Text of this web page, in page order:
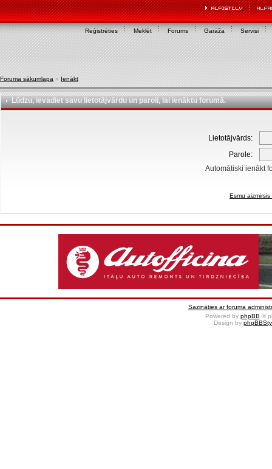
Reģistrēties Meklēt Forums Garāža Servisi
Foruma sākumlapa » Ienākt
Lūdzu, ievadiet savu lietotājvārdu un paroli, lai ienāktu forumā.
Lietotājvārds:
Parole:
Automātiski ienākt
Esmu
Sazināties ar foruma
Powered by phpBB ©
Design by